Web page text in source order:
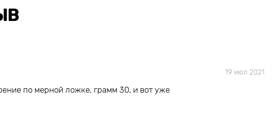
19 июл 2021
по мерной ложке, грамм 30, и вот уже